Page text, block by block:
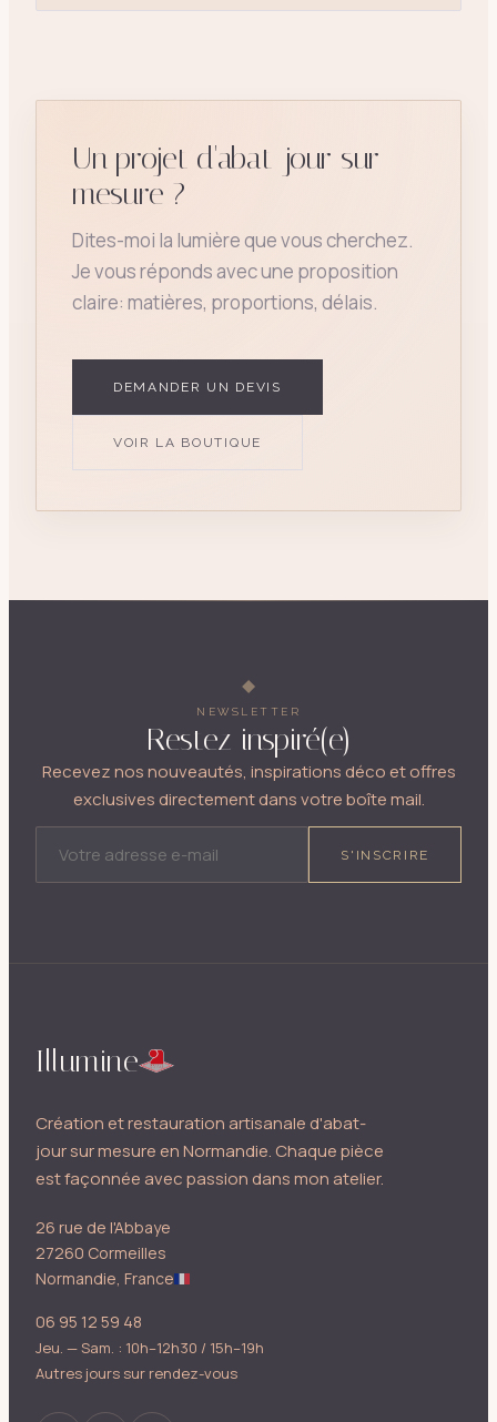
Un projet d'abat-jour sur
mesure ?
Dites-moi la lumière que vous cherchez.
Je vous réponds avec une proposition
claire: matières, proportions, délais.
DEMANDER UN DEVIS
VOIR LA BOUTIQUE
NEWSLETTER
Restez inspiré(e)
Recevez nos nouveautés, inspirations déco et offres
exclusives directement dans votre boîte mail.
S'INSCRIRE
Illumine
Création et restauration artisanale d'abat-
jour sur mesure en Normandie. Chaque pièce
est façonnée avec passion dans mon atelier.
26 rue de l'Abbaye
27260 Cormeilles
Normandie, France
06 95 12 59 48
Jeu. — Sam. : 10h–12h30 / 15h–19h
Autres jours sur rendez-vous